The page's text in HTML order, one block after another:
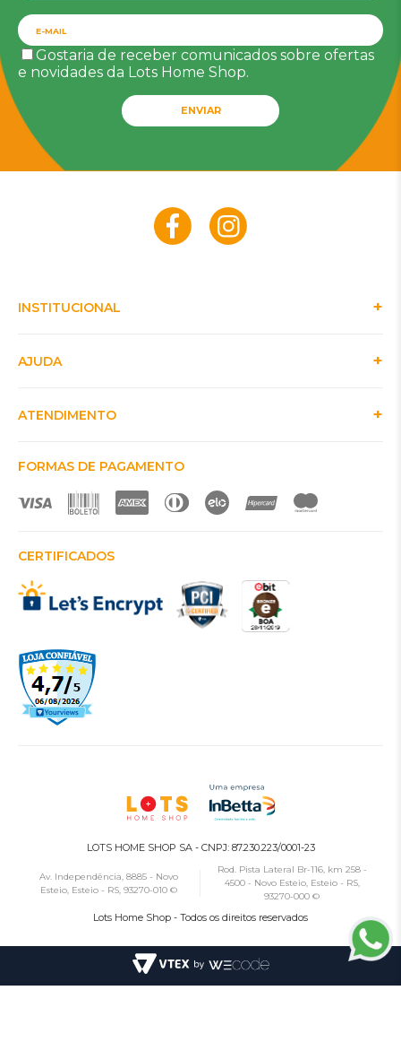
Gostaria de receber comunicados sobre ofertas
e novidades da Lots Home Shop.
ENVIAR
INSTITUCIONAL
AJUDA
ATENDIMENTO
FORMAS DE PAGAMENTO
CERTIFICADOS
LOTS HOME SHOP SA - CNPJ: 87.230.223/0001-23
Av. Independência, 8885 - Novo
Esteio, Esteio - RS, 93270-010 ©
Rod. Pista Lateral Br-116, km 258 -
4500 - Novo Esteio, Esteio - RS,
93270-000 ©
Lots Home Shop - Todos os direitos reservados